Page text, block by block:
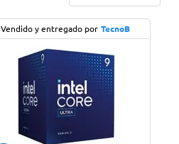
Vendido y entregado por TecnoB